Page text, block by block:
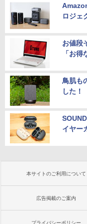
ロジェ
お値段
「お得
鳥肌も
した！
イヤー
本サイトのご利用について
広告掲載のご案内
プライバシーポリシー